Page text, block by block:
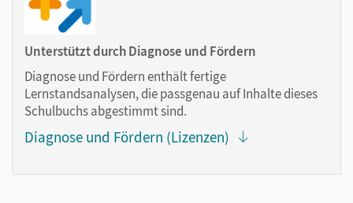
Text ergänzen
im Text suchen
zoomen
Die Medien sind wichtige Bestandteile dieses E-Books. Sie
sind seitengenau platziert, damit Sie und Ihre Schüler/-innen
gestalten Sie das Lehren und Lernen zeitsparend und
Unterstützt durch Diagnose und Fördern
Diagnose und Fördern enthält fertige
Lernstandsanalysen, die passgenau auf Inhalte dieses
Schulbuchs abgestimmt sind.
Diagnose und Fördern (Lizenzen)